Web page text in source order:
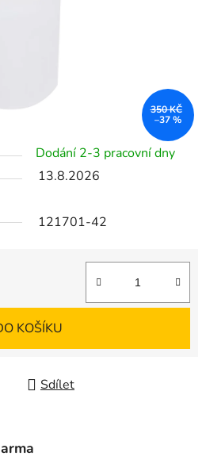
Dodání 2-3 pracovní dny
13.8.2026
121701-42
KOŠÍKU
Sdílet
350 KČ
–37 %